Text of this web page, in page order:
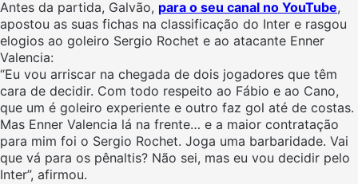
Antes da partida, Galvão, para o seu canal no YouTube,
apostou as suas fichas na classificação do Inter e rasgou
elogios ao goleiro Sergio Rochet e ao atacante Enner
Valencia:
“Eu vou arriscar na chegada de dois jogadores que têm
cara de decidir. Com todo respeito ao Fábio e ao Cano,
que um é goleiro experiente e outro faz gol até de costas.
Mas Enner Valencia lá na frente… e a maior contratação
para mim foi o Sergio Rochet. Joga uma barbaridade. Vai
que vá para os pênaltis? Não sei, mas eu vou decidir pelo
Inter”, afirmou.